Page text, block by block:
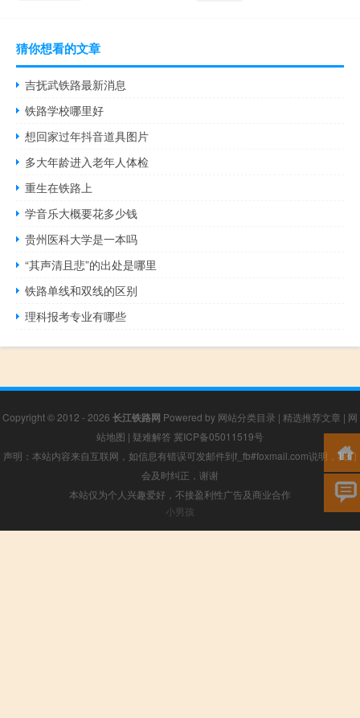
猜你想看的文章
吉抚武铁路最新消息
铁路学校哪里好
想回家过年抖音道具图片
多大年龄进入老年人体检
重生在铁路上
学音乐大概要花多少钱
贵州医科大学是一本吗
“其声清且悲”的出处是哪里
铁路单线和双线的区别
理科报考专业有哪些
Copyright © 2012 - 2026 长江铁路网 Powered by 网站分类目录 | 精选推荐文章 | 网
站地图 | 疑难解答 冀ICP备05011519号
声明：本站内容来自互联网，如信息有错误可发邮件到f_fb#foxmail.com说明，我们
会及时纠正，谢谢
本站仅为个人兴趣爱好，不接盈利性广告及商业合作
小男孩